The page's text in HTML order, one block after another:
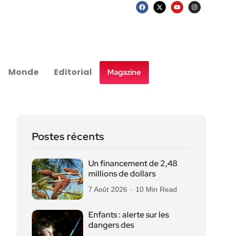
Monde Editorial Magazine
Postes récents
Un financement de 2,48
millions de dollars
7 Août 2026 10 Min Read
Enfants : alerte sur les
dangers des